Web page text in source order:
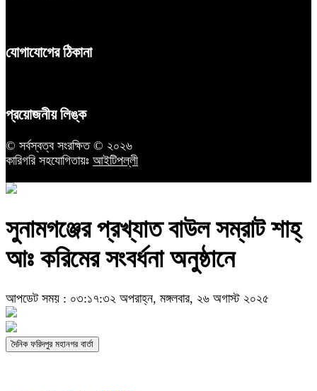
যোগাযোগের ঠিকানা
প্রয়োজনীয় লিঙ্ক
© সর্বস্বত্ব সংরক্ষিত © ২০২৬
কারিগরি সহযোগিতায়ঃ আইটিপল্লী
সুনামগঞ্জের প্রখ্যাত বাউল সম্রাট শাহ্
আঃ করিমের সংবর্ধনা অনুষ্ঠানে
আপডেট সময় : ০৩:১৭:৩২ অপরাহ্ন, মঙ্গলবার, ২৬ অগাস্ট ২০২৫
দৈনিক ফরিদপুর মহানগর বার্তা